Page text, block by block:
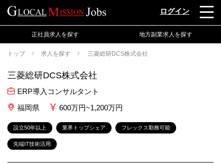
ログイン
正社員求人を探す 地方副業求人を探す
トップ 求人を探す 三菱総研DCS株式会社
三菱総研DCS株式会社
ERP導入コンサルタント
福岡県
600万円~1,200万円
設立50年以上 業界トップシェア フレックス勤務可能
先端IT技術活用